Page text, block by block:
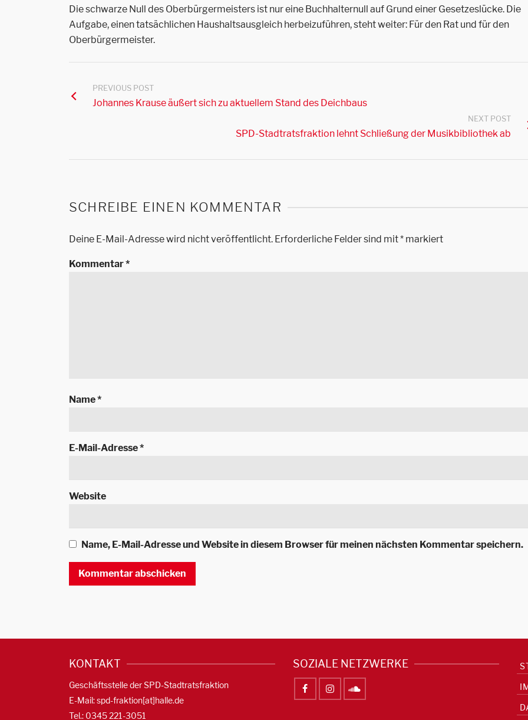
Die schwarze Null des Oberbürgermeisters ist nur eine Buchhalternull auf Grund einer Gesetzeslücke. Die
Aufgabe, einen tatsächlichen Haushaltsausgleich herbeizuführen, steht weiter: Für den Rat und für den
Oberbürgermeister.
PREVIOUS POST
Johannes Krause äußert sich zu aktuellem Stand des Deichbaus
NEXT POST
SPD-Stadtratsfraktion lehnt Schließung der Musikbibliothek ab
SCHREIBE EINEN KOMMENTAR
Deine E-Mail-Adresse wird nicht veröffentlicht. Erforderliche Felder sind mit* markiert
Kommentar*
Name*
E-Mail-Adresse*
Website
Name, E-Mail-Adresse und Website in diesem Browser für meinen nächsten Kommentar speichern.
KONTAKT
Geschäftsstelle der SPD-Stadtratsfraktion
E-Mail: spd-fraktion[at]halle.de
Tel.: 0345 221-3051
SOZIALE NETZWERKE